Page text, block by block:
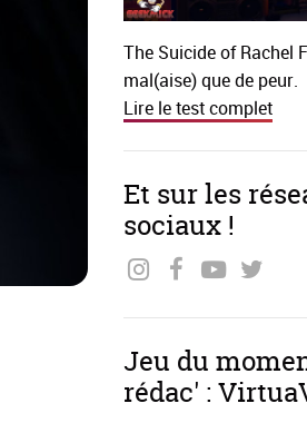
The Suicide of Rachel
mal(aise) que de peur.
Lire le test complet
Et sur les
sociaux !
Jeu du
rédac' :